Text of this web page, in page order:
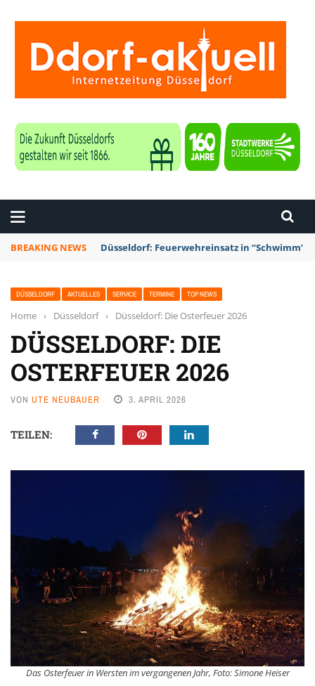
BREAKING NEWS Düsseldorf: Punk-Bahn-Fahrt mit Dosenbier
DÜSSELDORF AKTUELLES SERVICE TERMINE TOP NEWS
Home › Düsseldorf › Düsseldorf: Die Osterfeuer 2026
DÜSSELDORF: DIE
OSTERFEUER 2026
VON UTE NEUBAUER 3. APRIL 2026
TEILEN:
Das Osterfeuer in Wersten im vergangenen Jahr, Foto: Simone Heiser